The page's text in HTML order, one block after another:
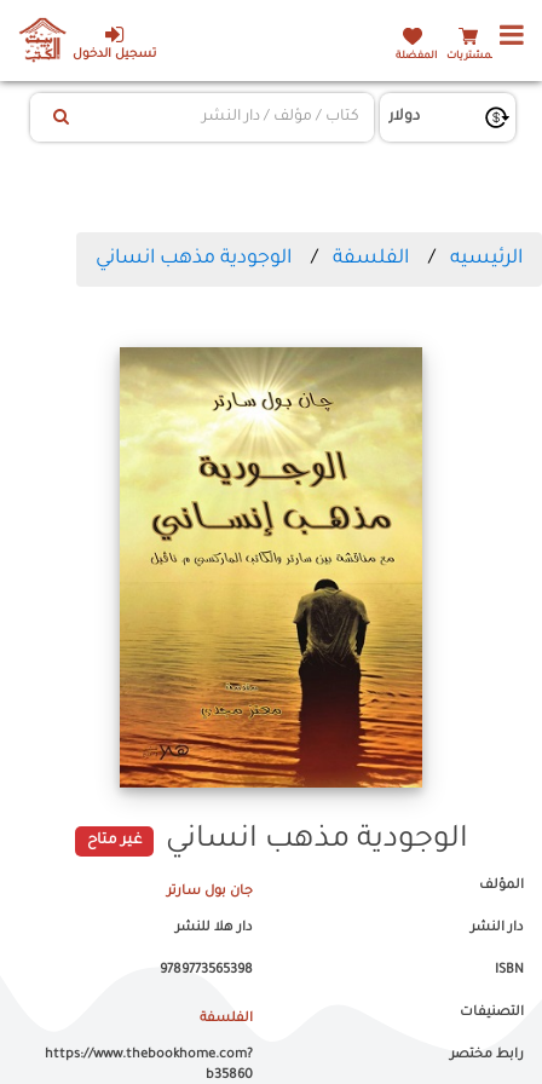
تسجيل الدخول المشتريات المفضلة
الرئيسيه الفلسفة الوجودية مذهب انساني
الوجودية مذهب انساني غير متاح
المؤلف جان بول سارتر
دار النشر دار هلا للنشر
ISBN
9789773565398
التصنيفات الفلسفة
رابط مختصر
https://www.thebookhome.com?
b35860